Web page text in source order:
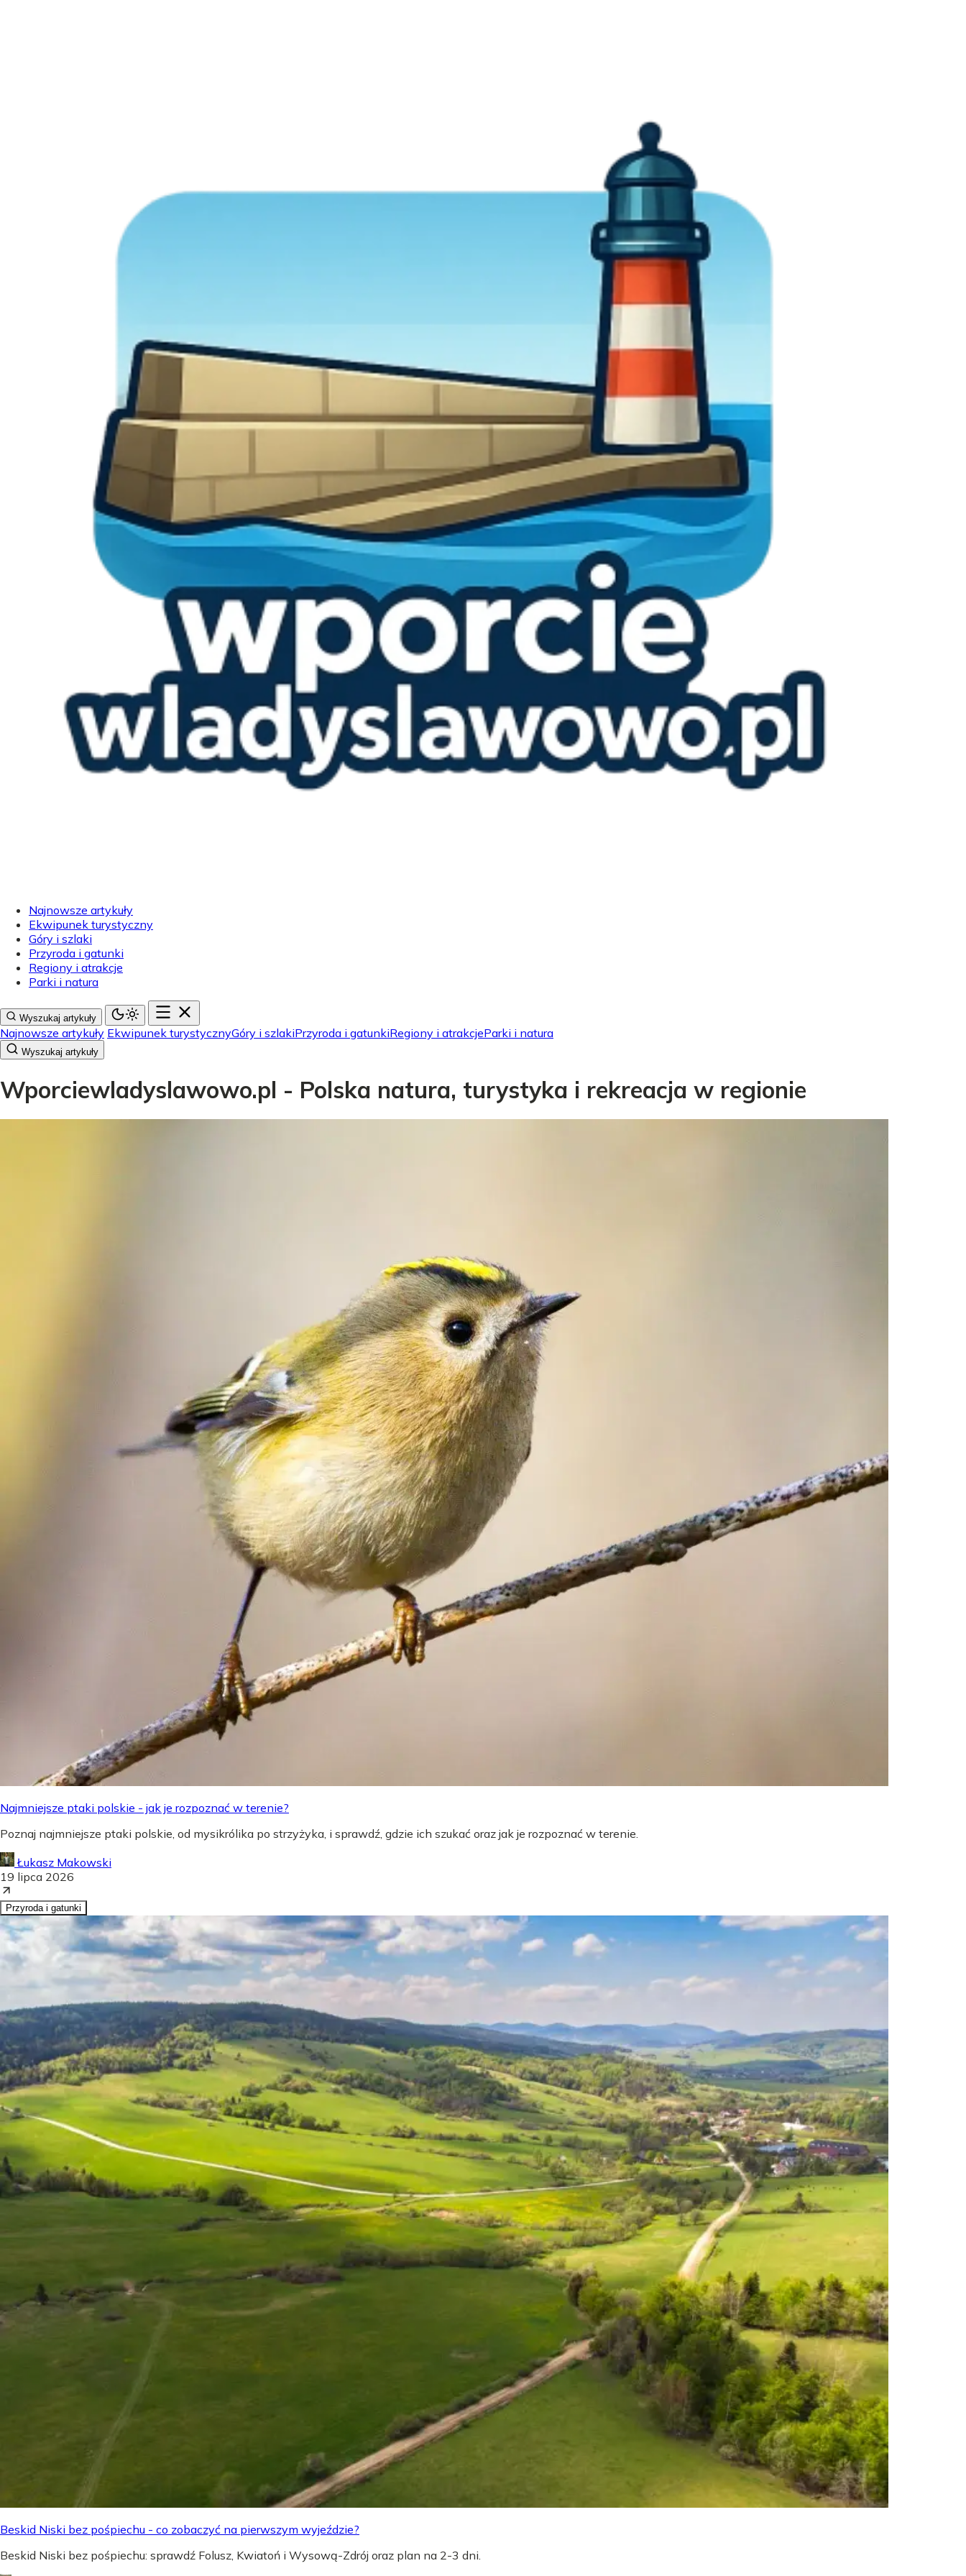
Najnowsze artykuły
Ekwipunek turystyczny
Góry i szlaki
Przyroda i gatunki
Regiony i atrakcje
Parki i natura
Wyszukaj artykuły
Najnowsze artykuły Ekwipunek turystycznyGóry i szlakiPrzyroda i gatunkiRegiony i atrakcjeParki i natura
Wyszukaj artykuły
Wporciewladyslawowo.pl - Polska natura, turystyka i rekreacja w regionie
Najmniejsze ptaki polskie - jak je rozpoznać w terenie?
Poznaj najmniejsze ptaki polskie, od mysikrólika po strzyżyka, i sprawdź, gdzie ich szukać oraz jak je rozpoznać w terenie.
Łukasz Makowski
19 lipca 2026
Przyroda i gatunki
Beskid Niski bez pośpiechu - co zobaczyć na pierwszym wyjeździe?
Beskid Niski bez pośpiechu: sprawdź Folusz, Kwiatoń i Wysową-Zdrój oraz plan na 2-3 dni.